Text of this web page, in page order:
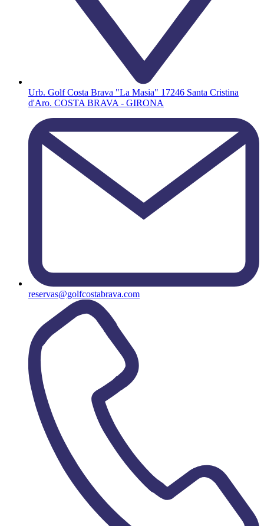
Urb. Golf Costa Brava "La Masia" 17246 Santa Cristina
d'Aro. COSTA BRAVA - GIRONA
reservas@golfcostabrava.com